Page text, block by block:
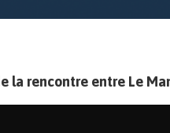
la rencontre entre Le